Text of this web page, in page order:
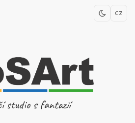
CZ
studio s fantazií